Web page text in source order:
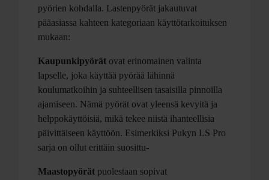
pyörien kohdalla. Lastenpyörät jakautuvat
pääasiassa kahteen kategoriaan käyttötarkoituksen
mukaan:
Kaupunkipyörät ovat erinomainen valinta
lapselle, joka käyttää pyörää lähinnä
koulumatkoihin ja suhteellisen tasaisilla pinnoilla
ajamiseen. Nämä pyörät ovat yleensä kevyitä ja
helppokäyttöisiä, mikä tekee niistä ihanteellisia
päivittäiseen käyttöön. Esimerkiksi Pukyn LS Pro
sarja on ollut erittäin suosittu-
Maastopyörät puolestaan sopivat